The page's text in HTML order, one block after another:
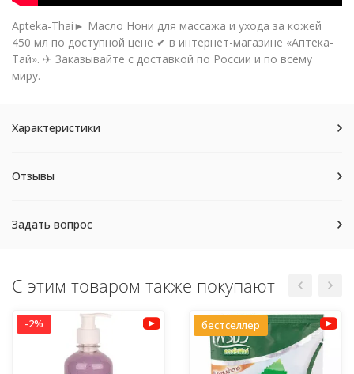
Apteka-Thai► Масло Нони для массажа и ухода за кожей
450 мл по доступной цене ✔ в интернет-магазине «Аптека-
Тай». ✈ Заказывайте с доставкой по России и по всему
миру.
Характеристики
Отзывы
Задать вопрос
С этим товаром также покупают
-2% бестселлер